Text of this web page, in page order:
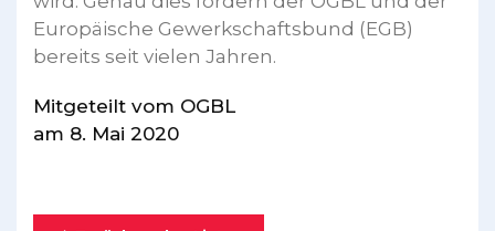
Europäische Gewerkschaftsbund (EGB)
bereits seit vielen Jahren.
Mitgeteilt vom OGBL
am 8. Mai 2020